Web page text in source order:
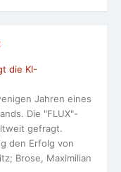
die KI-
Jahren eines
Die "FLUX"-
gefragt.
den Erfolg von
Brose, Maximilian